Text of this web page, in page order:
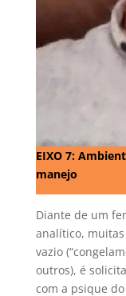
EIXO 7:
manejo
Diante de um
analítico,
vazio
outros), é
com a psique